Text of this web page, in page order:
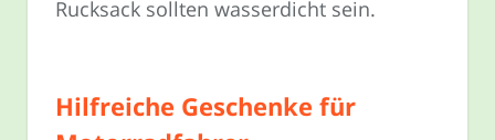
Rucksack sollten wasserdicht sein.
Hilfreiche Geschenke für